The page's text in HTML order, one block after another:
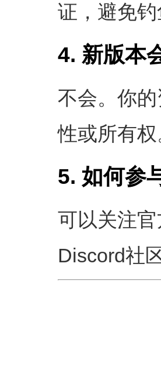
证，避免
4. 新版本
不会。你
性或所有
5. 如何参
可以关注
Discord社